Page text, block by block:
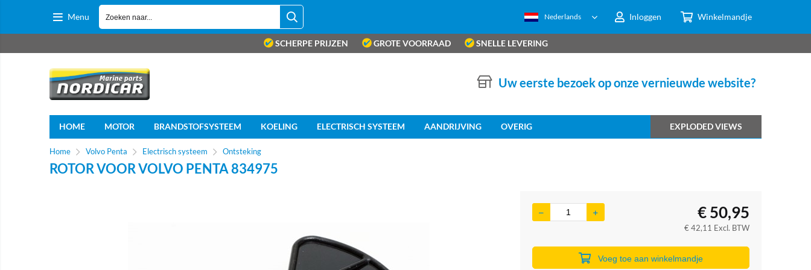
Menu Inloggen Winkelmandje
Nederlands
SCHERPE PRIJZEN GROTE VOORRAAD SNELLE LEVERING
Uw eerste bezoek op onze vernieuwde website?
HOME MOTOR BRANDSTOFSYSTEEM KOELING ELECTRISCH SYSTEEM AANDRIJVING OVERIG EXPLODED VIEWS
Home Volvo Penta Electrisch systeem Ontsteking
ROTOR VOOR VOLVO PENTA 834975
€50,95
€42,11 Excl. BTW
Voeg toe aan winkelmandje